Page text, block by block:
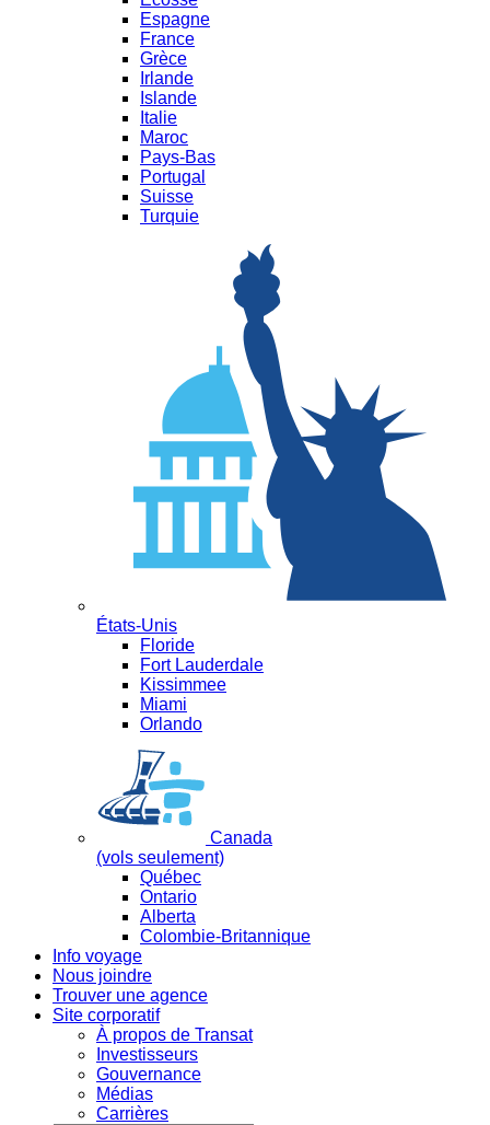
Espagne
France
Grèce
Irlande
Islande
Italie
Maroc
Pays-Bas
Portugal
Suisse
Turquie
États-Unis
Floride
Fort Lauderdale
Kissimmee
Miami
Orlando
Canada
(vols seulement)
Québec
Ontario
Alberta
Colombie-Britannique
Info voyage
Nous joindre
Trouver une agence
Site corporatif
À propos de Transat
Investisseurs
Gouvernance
Médias
Carrières